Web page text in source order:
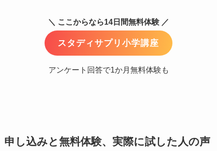
＼ ここからなら14日間無料体験 ／
スタディサプリ小学講座
アンケート回答で1か月無料体験も
申し込みと無料体験、実際に試した人の声